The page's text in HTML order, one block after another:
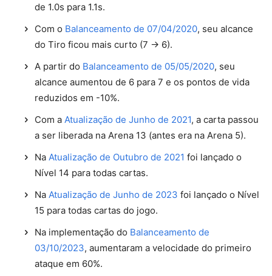
de 1.0s para 1.1s.
Com o Balanceamento de 07/04/2020, seu alcance
do Tiro ficou mais curto (7 -> 6).
A partir do Balanceamento de 05/05/2020, seu
alcance aumentou de 6 para 7 e os pontos de vida
reduzidos em -10%.
Com a Atualização de Junho de 2021, a carta passou
a ser liberada na Arena 13 (antes era na Arena 5).
Na Atualização de Outubro de 2021 foi lançado o
Nível 14 para todas cartas.
Na Atualização de Junho de 2023 foi lançado o Nível
15 para todas cartas do jogo.
Na implementação do Balanceamento de
03/10/2023, aumentaram a velocidade do primeiro
ataque em 60%.